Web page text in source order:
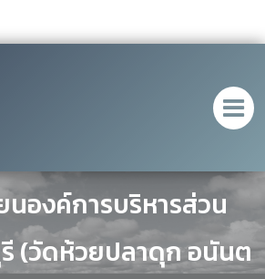
าซื้อรถบัสปรับอากาศ
นองค์การบริหารส่วน
(วัดห้วยปลาดุก อนันต